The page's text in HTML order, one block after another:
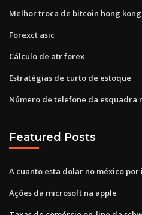
Melhor troca de bitcoin hong kong
Forexct asic
Cálculo de atr forex
Estratégias de curto de estoque
Número de telefone da esquadra
Featured Posts
A cuanto esta dolar no méxico
Ações da microsoft na apple